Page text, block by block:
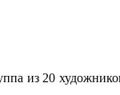
из 20